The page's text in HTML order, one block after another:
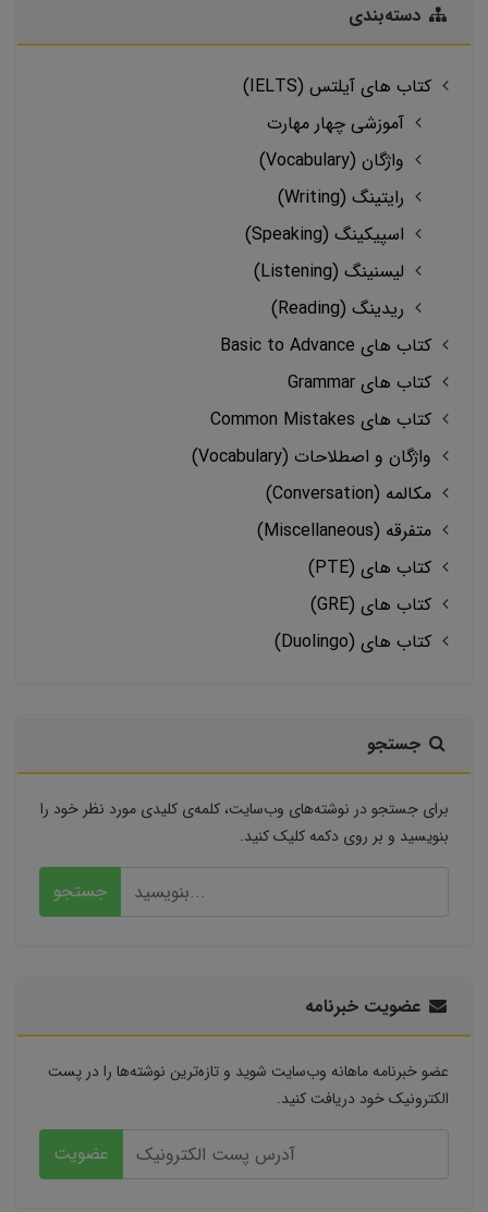
دسته‌بندی
کتاب های آیلتس (IELTS)
آموزشی چهار مهارت
واژگان (Vocabulary)
رایتینگ (Writing)
اسپیکینگ (Speaking)
لیسنینگ (Listening)
ریدینگ (Reading)
کتاب های Basic to Advance
کتاب های Grammar
کتاب های Common Mistakes
واژگان و اصطلاحات (Vocabulary)
مکالمه (Conversation)
متفرقه (Miscellaneous)
کتاب های (PTE)
کتاب های (GRE)
کتاب های (Duolingo)
جستجو
برای جستجو در نوشته‌های وب‌سایت، کلمه‌ی کلیدی مورد نظر خود را
بنویسید و بر روی دکمه کلیک کنید.
جستجو
عضویت خبرنامه
عضو خبرنامه ماهانه وب‌سایت شوید و تازه‌ترین نوشته‌ها را در پست
الکترونیک خود دریافت کنید.
عضویت